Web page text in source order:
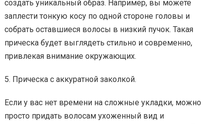
создать уникальный образ. Например, вы можете
заплести тонкую косу по одной стороне головы и
собрать оставшиеся волосы в низкий пучок. Такая
прическа будет выглядеть стильно и современно,
привлекая внимание окружающих.
5. Прическа с аккуратной заколкой.
Если у вас нет времени на сложные укладки, можно
просто придать волосам ухоженный вид и